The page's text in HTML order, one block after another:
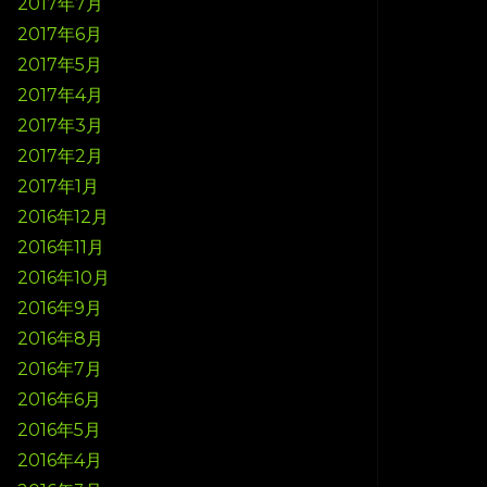
2017年7月
2017年6月
2017年5月
2017年4月
2017年3月
2017年2月
2017年1月
2016年12月
2016年11月
2016年10月
2016年9月
2016年8月
2016年7月
2016年6月
2016年5月
2016年4月